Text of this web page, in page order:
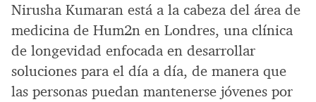
Nirusha Kumaran está a la cabeza del área de
medicina de Hum2n en Londres, una clínica
de longevidad enfocada en desarrollar
soluciones para el día a día, de manera que
las personas puedan mantenerse jóvenes por